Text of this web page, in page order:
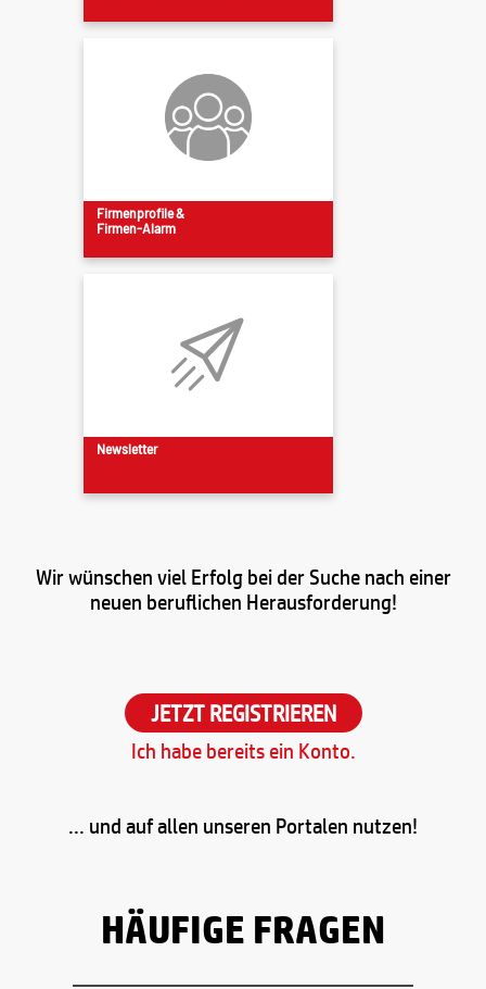
Firmenprofile &
Firmen-Alarm
Newsletter
Wir wünschen viel Erfolg bei der Suche nach einer
neuen beruflichen Herausforderung!
JETZT REGISTRIEREN
Ich habe bereits ein Konto.
... und auf allen unseren Portalen nutzen!
HÄUFIGE FRAGEN